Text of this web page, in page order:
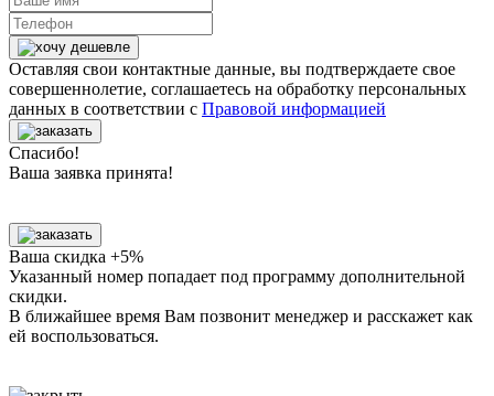
Оставляя свои контактные данные, вы подтверждаете свое
совершеннолетие, соглашаетесь на обработку персональных
данных в соответствии с Правовой информацией
Спасибо!
Ваша заявка принята!
Ваша скидка +5%
Указанный номер попадает под программу дополнительной
скидки.
В ближайшее время Вам позвонит менеджер и расскажет как
ей воспользоваться.